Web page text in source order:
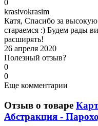
0
krasivokrasim
Катя, Спасибо за
стараемся :) Будем рады
расширять!
26 апреля 2020
Полезный отзыв?
0
0
Еще комментарии
Отзыв о товаре
Абстракция -